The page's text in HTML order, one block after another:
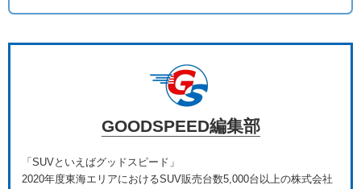
GOODSPEED編集部
「SUVといえばグッドスピード」
2020年度東海エリアにおけるSUV販売台数5,000台以上の株式会社